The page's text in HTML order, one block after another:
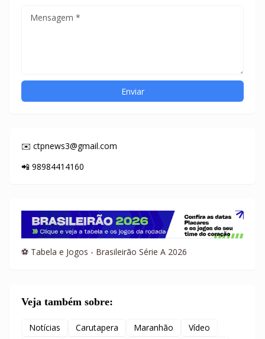
✉️ ctpnews3@gmail.com
📲 98984414160
⚽ Tabela e Jogos - Brasileirão Série A 2026
Veja também sobre:
Notícias Carutapera Maranhão
Vídeo